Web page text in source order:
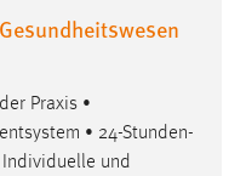
Praxis •
• 24-Stunden-
Individuelle und